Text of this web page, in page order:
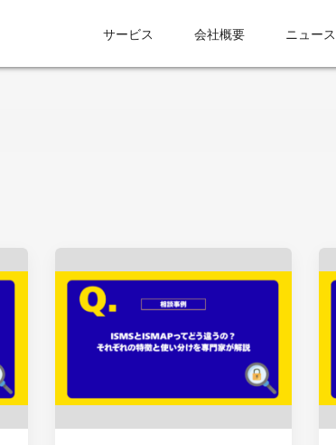
サービス 会社概要 ニュース